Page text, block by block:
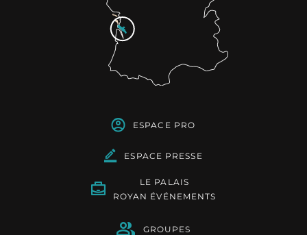
ESPACE PRO
ESPACE PRESSE
LE PALAIS
ROYAN ÉVÉNEMENTS
GROUPES